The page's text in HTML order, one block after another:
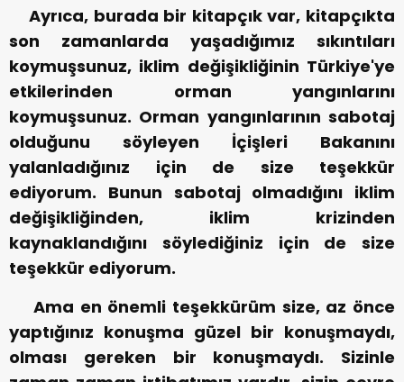
Ayrıca, burada bir kitapçık var, kitapçıkta
son zamanlarda yaşadığımız sıkıntıları
koymuşsunuz, iklim değişikliğinin Türkiye'ye
etkilerinden orman yangınlarını
koymuşsunuz. Orman yangınlarının sabotaj
olduğunu söyleyen İçişleri Bakanını
yalanladığınız için de size teşekkür
ediyorum. Bunun sabotaj olmadığını iklim
değişikliğinden, iklim krizinden
kaynaklandığını söylediğiniz için de size
teşekkür ediyorum.
Ama en önemli teşekkürüm size, az önce
yaptığınız konuşma güzel bir konuşmaydı,
olması gereken bir konuşmaydı. Sizinle